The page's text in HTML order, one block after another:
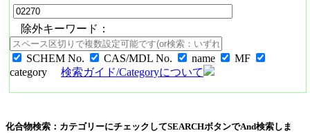
除外キーワード：
SCHEM No. CAS/MDL No. name
MF
category
検索ガイド/Categoryについて
化合物検索：カテゴリーにチェックしてSEARCHボタンでAnd検索しま